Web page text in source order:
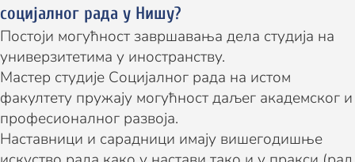
социјалног рада у Нишу?
Постоји могућност завршавања дела студија на
универзитетима у иностранству.
Мастер студије Социјалног рада на истом
факултету пружају могућност даљег академског и
професионалног развоја.
Наставници и сарадници имају вишегодишње